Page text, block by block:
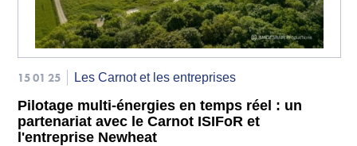
15 01 25 Les Carnot et les entreprises
Pilotage multi-énergies en temps réel : un
partenariat avec le Carnot ISIFoR et
l'entreprise Newheat